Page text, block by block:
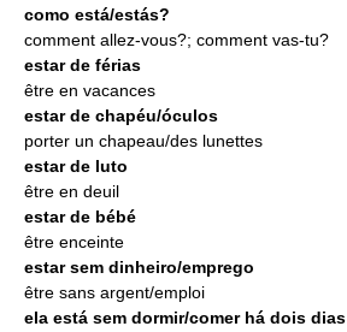
como está/estás?
comment allez-vous?; comment vas-tu?
estar de férias
être en vacances
estar de chapéu/óculos
porter un chapeau/des lunettes
estar de luto
être en deuil
estar de bébé
être enceinte
estar sem dinheiro/emprego
être sans argent/emploi
ela está sem dormir/comer há dois dias